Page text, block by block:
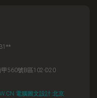
560號B區102-D20
電腦圖文設計 北京